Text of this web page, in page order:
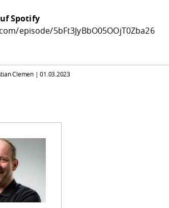
Spotify
episode/5bFt3JyBbO05OOjT0Zba26
Clemen |01.03.2023